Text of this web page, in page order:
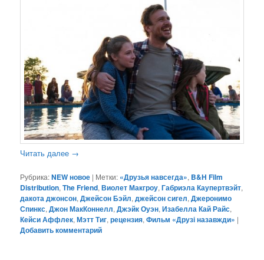
Читать далее →
Рубрика:NEW новое | Метки: «Друзья навсегда», B&H Film
Distribution,The Friend,Виолет Макгроу,Габриэла Каупертвэйт,
дакота джонсон,Джейсон Бэйл,джейсон сигел,Джеронимо
Спинкс,Джон МакКоннелл,Джэйк Оуэн,Изабелла Кай Райс,
Кейси Аффлек,Мэтт Тиг,рецензия,Фильм «Друзі назавжди» |
Добавить комментарий